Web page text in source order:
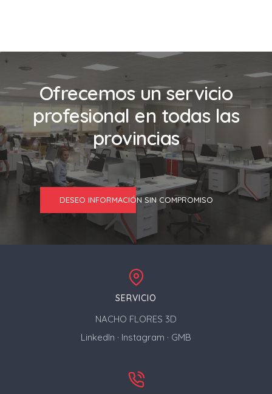
Ofrecemos un servicio
profesional en todas las
provincias
DESEO INFORMACIÓN SIN COMPROMISO
SERVICIO
NACHO FLORES 3D
LinkedIn · Instagram · GMB